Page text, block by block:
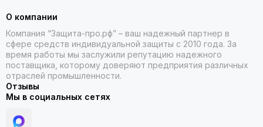
О компании
Компания “Защита-про.рф” – ваш надежный партнер в
сфере средств индивидуальной защиты с 2010 года. За
время работы мы заслужили репутацию надежного
поставщика, которому доверяют предприятия различных
отраслей промышленности.
Отзывы
Мы в социальных сетях